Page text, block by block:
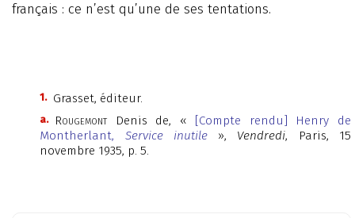
français : ce n’est qu’une de ses tentations.
1. Grasset, éditeur.
a. RougemontDenis de, « [Compte rendu] Henry de
Montherlant, Service inutile», Vendredi, Paris, 15
novembre 1935, p. 5.